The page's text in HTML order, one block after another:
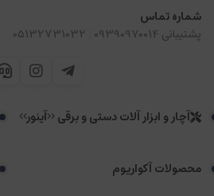
شماره تماس
پشتیبانی 09390970014
05132731032
آچار و ابزار آلات دستی و برقی <<آینور>>
محصولات آکواریوم